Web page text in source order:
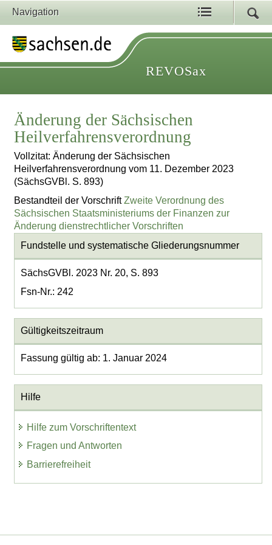
Navigation
REVOSax
Änderung der Sächsischen
Heilverfahrensverordnung
Vollzitat: Änderung der Sächsischen
Heilverfahrensverordnung vom 11. Dezember 2023
(SächsGVBl. S. 893)
Bestandteil der VorschriftZweite Verordnung des
Sächsischen Staatsministeriums der Finanzen zur
Änderung dienstrechtlicher Vorschriften
Fundstelle und systematische Gliederungsnummer
SächsGVBl. 2023 Nr. 20, S. 893
Fsn-Nr.: 242
Gültigkeitszeitraum
Fassung gültig ab: 1. Januar 2024
Hilfe
Hilfe zum Vorschriftentext
Fragen und Antworten
Barrierefreiheit